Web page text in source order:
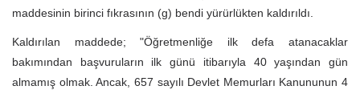
maddesinin birinci fıkrasının (g) bendi yürürlükten kaldırıldı.
Kaldırılan maddede; "Öğretmenliğe ilk defa atanacaklar
bakımından başvuruların ilk günü itibarıyla 40 yaşından gün
almamış olmak. Ancak, 657 sayılı Devlet Memurları Kanununun 4